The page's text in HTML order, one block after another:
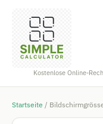
Kostenlose Online-
Startseite /